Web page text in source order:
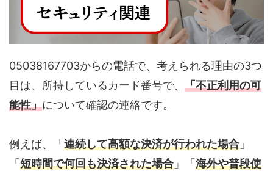
05038167703からの電話で、考えられる理由の3つ
目は、所持しているカード番号で、 「不正利用の可
能性」について確認の連絡です。
例えば、「 連続して高額な決済が行われた場合 」
「 短時間で何回も決済された場合 」「 海外や普段使